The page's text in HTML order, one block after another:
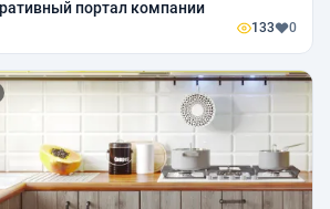
портал компании
133 0